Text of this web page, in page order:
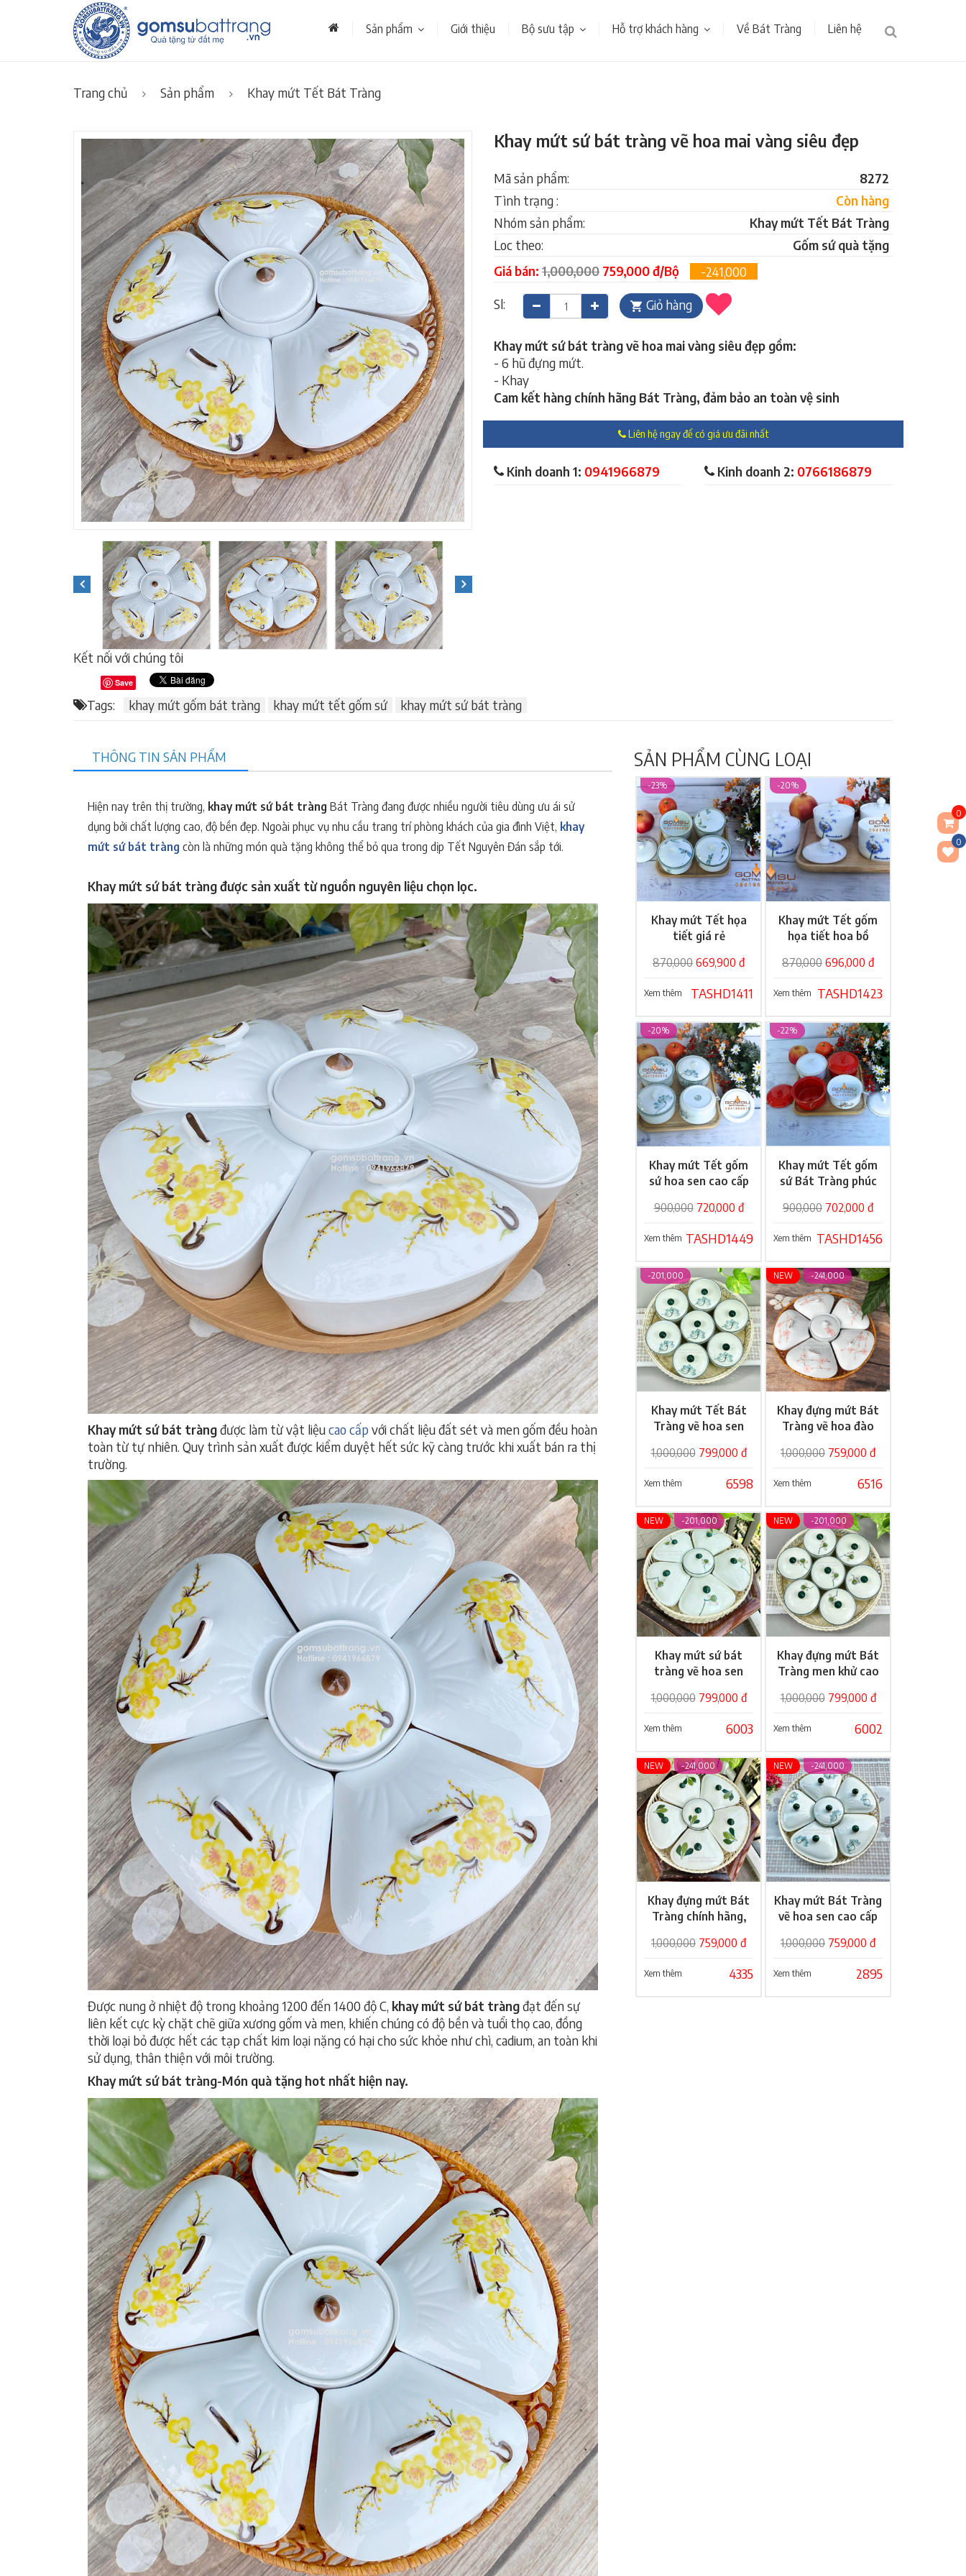
Sản phẩm Giới thiệu Bộ sưu tập Hỗ trợ khách hàng Về Bát Tràng Liên hệ
0
0
Trang chủ Sản phẩm Khay mứt Tết Bát Tràng
Khay mứt sứ bát tràng vẽ hoa mai vàng siêu đẹp
Mã sản phẩm:
8272
Tình trạng :
Còn hàng
Nhóm sản phẩm:
Khay mứt Tết Bát Tràng
Loc theo:
Gốm sứ quà tặng
Giá bán: 1,000,000 759,000 đ/Bộ
-241,000
Sl:
Giỏ hàng
Khay mứt sứ bát tràng vẽ hoa mai vàng siêu đẹp gồm:
- 6 hũ đựng mứt.
- Khay
Cam kết hàng chính hãng Bát Tràng, đảm bảo an toàn vệ sinh
Liên hệ ngay để có giá ưu đãi nhất
Kinh doanh 1: 0941966879 Kinh doanh 2: 0766186879
Kết nối với chúng tôi
Save
Tags: khay mứt gốm bát tràng khay mứt tết gốm sứ khay mứt sứ bát tràng
THÔNG TIN SẢN PHẨM
Hiện nay trên thị trường, khay mứt sứ bát tràng Bát Tràng đang được nhiều người tiêu dùng ưu ái sử
dụng bởi chất lượng cao, độ bền đẹp. Ngoài phục vụ nhu cầu trang trí phòng khách của gia đình Việt, khay
mứt sứ bát tràng còn là những món quà tặng không thể bỏ qua trong dịp Tết Nguyên Đán sắp tới.
Khay mứt sứ bát tràng được sản xuất từ nguồn nguyên liệu chọn lọc.
Khay mứt sứ bát tràngđược làm từ vật liệucao cấp với chất liệu đất sét và men gốm đều hoàn
toàn từ tự nhiên. Quy trình sản xuất được kiểm duyệt hết sức kỹ càng trước khi xuất bán ra thị
trường.
Được nung ở nhiệt độ trong khoảng 1200 đến 1400 độ C, khay mứt sứ bát tràngđạt đến sự
liên kết cực kỳ chặt chẽ giữa xương gốm và men, khiến chúng có độ bền và tuổi thọ cao, đồng
thời loại bỏ được hết các tạp chất kim loại nặng có hại cho sức khỏe như chì, cadium, an toàn khi
sử dụng, thân thiện với môi trường.
Khay mứt sứ bát tràng-Món quà tặng hot nhất hiện nay.
SẢN PHẨM CÙNG LOẠI
Giỏ hàng
-23%
Khay mứt Tết họa
tiết giá rẻ
870,000 669,900 đ
TASHD1411
Xem thêm
Giỏ hàng
-20%
Khay mứt Tết gốm
họa tiết hoa bồ
870,000 696,000 đ
TASHD1423
Xem thêm
Giỏ hàng
-20%
Khay mứt Tết gốm
sứ hoa sen cao cấp
900,000720,000 đ
TASHD1449
Xem thêm
Giỏ hàng
-22%
Khay mứt Tết gốm
sứ Bát Tràng phúc
900,000 702,000 đ
TASHD1456
Xem thêm
Giỏ hàng
-201,000
Khay mứt Tết Bát
Tràng vẽ hoa sen
1,000,000799,000 đ
6598
Xem thêm
Giỏ hàng
NEW -241,000
Khay đựng mứt Bát
Tràng vẽ hoa đào
1,000,000 759,000 đ
6516
Xem thêm
Giỏ hàng
NEW -201,000
Khay mứt sứ bát
tràng vẽ hoa sen
1,000,000799,000 đ
6003
Xem thêm
Giỏ hàng
NEW -201,000
Khay đựng mứt Bát
Tràng men khử cao
1,000,000799,000 đ
6002
Xem thêm
Giỏ hàng
NEW -241,000
Khay đựng mứt Bát
Tràng chính hãng,
1,000,000 759,000 đ
4335
Xem thêm
Giỏ hàng
NEW -241,000
Khay mứt Bát Tràng
vẽ hoa sen cao cấp
1,000,000 759,000 đ
2895
Xem thêm